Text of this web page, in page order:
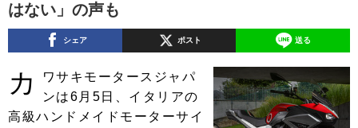
中国
九州 沖縄
注目の記事
ショップレポート 愛車 File
ディテイリング
はない」の声も
シェア ポスト 送る
カ
ワサキモータースジャパ
ンは6月5日、イタリアの
高級ハンドメイドモーターサイ